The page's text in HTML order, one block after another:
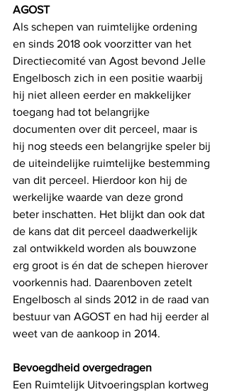
AGOST
Als schepen van ruimtelijke ordening
en sinds 2018 ook voorzitter van het
Directiecomité van Agost bevond Jelle
Engelbosch zich in een positie waarbij
hij niet alleen eerder en makkelijker
toegang had tot belangrijke
documenten over dit perceel, maar is
hij nog steeds een belangrijke speler bij
de uiteindelijke ruimtelijke bestemming
van dit perceel. Hierdoor kon hij de
werkelijke waarde van deze grond
beter inschatten. Het blijkt dan ook dat
de kans dat dit perceel daadwerkelijk
zal ontwikkeld worden als bouwzone
erg groot is én dat de schepen hierover
voorkennis had. Daarenboven zetelt
Engelbosch al sinds 2012 in de raad van
bestuur van AGOST en had hij eerder al
weet van de aankoop in 2014.
Bevoegdheid overgedragen
Een Ruimtelijk Uitvoeringsplan kortweg